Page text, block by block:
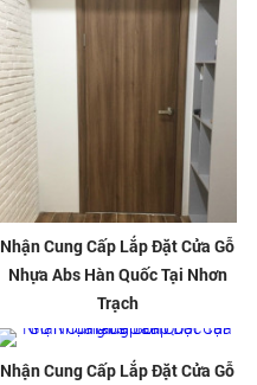
Nhận Cung Cấp Lắp Đặt Cửa Gỗ
Nhựa Abs Hàn Quốc Tại Nhơn
Trạch
Nhận Cung Cấp Lắp Đặt Cửa Gỗ